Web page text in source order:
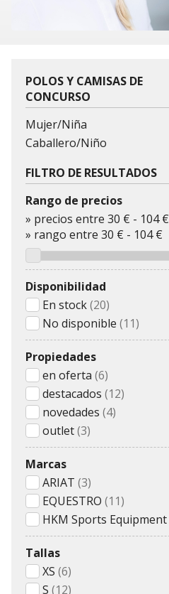
POLOS Y CAMISAS DE
CONCURSO
Mujer/Niña
Caballero/Niño
FILTRO DE RESULTADOS
Rango de precios
» precios entre 30 € - 104 €
» rango entre 30 € - 104€
Disponibilidad
En stock(20)
No disponible (11)
Propiedades
en oferta (6)
destacados (12)
novedades (4)
outlet(3)
Marcas
ARIAT (3)
EQUESTRO (11)
HKM Sports Equipment
Tallas
XS (6)
S (12)